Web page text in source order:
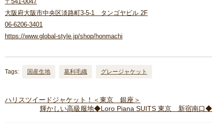
大阪府大阪市中央区淡路町3-5-1 タンゴヤビル 2F
06-6206-3401
https://www.global-style.jp/shop/honmachi
Tags: 国産生地 葛利毛織 グレージャケット
ハリスツイードジャケット！＜東京 銀座＞
輝かしい高級服地◆Loro Piana SUITS 東京 新宿南口◆